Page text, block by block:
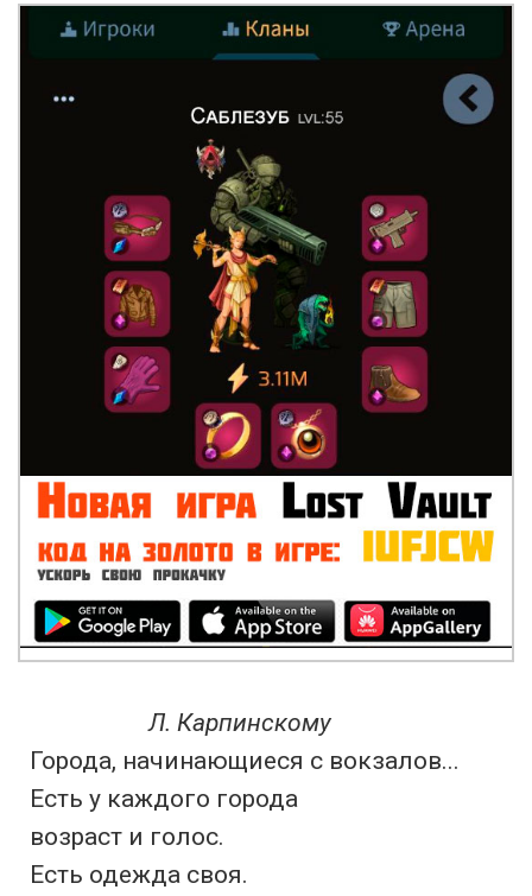
Л. Карпинскому
Города, начинающиеся с вокзалов...
Есть у каждого города
возраст и голос.
Есть одежда своя.